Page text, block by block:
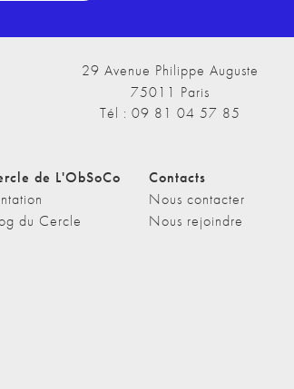
29 Avenue Philippe Auguste
75011 Paris
Tél : 09 81 04 57 85
de L'ObSoCo
du Cercle
Contacts
Nous contacter
Nous rejoindre